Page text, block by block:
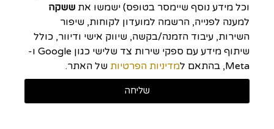
וכל מידע נוסף שיימסר בטופס) ישמשו את ששקה
למענה לפנייה, הרשמה למועדון לקוחות, שיפור
השירות, עיבוד הזמנה/בקשה, שיווק אישי ודיוור, כולל
שיתוף מידע עם ספקי שירות צד שלישי כגון Google ו-
Meta, בהתאם ל
מדיניות הפרטיות של האתר.
שליחה